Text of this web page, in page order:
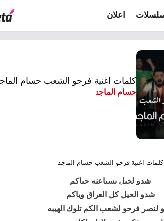
اعلان
كلمات اغنية فرحو الشعب حسام
حسام الماجد
كلمات اغنية فرحو الشعب حسام الماجد
شدو لحيل يسباعنه حياكم
شدو الحيل كل العراق وياكم
لنصر فرحو لشعب الكم تلوك الهيبه